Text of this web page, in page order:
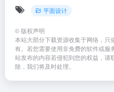
平面设计
© 版权声明
本站大部分下载资源收集于网络，
有。若您需要使用非免费的软件或服
站发布的内容若侵犯到您的权益，
除，我们将及时处理。